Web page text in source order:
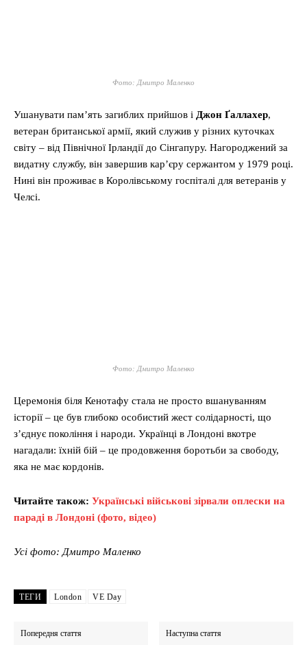
Фото: Дмитро Маленко
Ушанувати пам’ять загиблих прийшов і Джон Ґаллахер,
ветеран британської армії, який служив у різних куточках
світу – від Північної Ірландії до Сінгапуру. Нагороджений за
видатну службу, він завершив кар’єру сержантом у 1979 році.
Нині він проживає в Королівському госпіталі для ветеранів у
Челсі.
Фото: Дмитро Маленко
Церемонія біля Кенотафу стала не просто вшануванням
історії – це був глибоко особистий жест солідарності, що
з’єднує покоління і народи. Українці в Лондоні вкотре
нагадали: їхній бій – це продовження боротьби за свободу,
яка не має кордонів.
Читайте також: Українські військові зірвали оплески на
параді в Лондоні (фото, відео)
Усі фото: Дмитро Маленко
ТЕГИ London VE Day
Попередня стаття Наступна стаття